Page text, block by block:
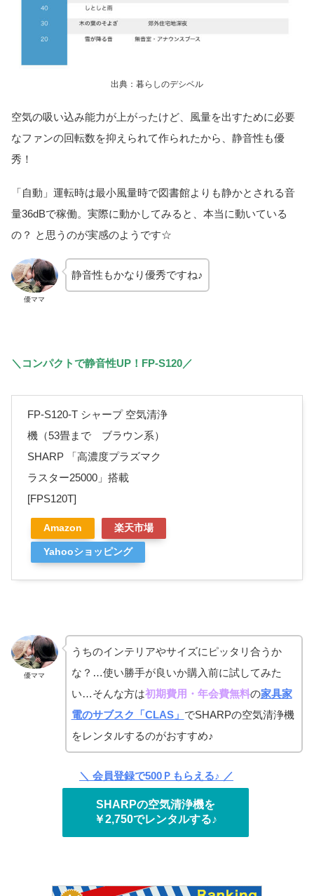
出典：暮らしのデシベル
空気の吸い込み能力が上がったけど、風量を出すために必要
なファンの回転数を抑えられて作られたから、静音性も優
秀！
「自動」運転時は最小風量時で図書館よりも静かとされる音
量36dBで稼働。実際に動かしてみると、本当に動いている
の？ と思うのが実感のようです☆
優ママ
静音性もかなり優秀ですね♪
＼コンパクトで静音性UP！FP-S120／
FP-S120-T シャープ 空気清浄
機（53畳まで ブラウン系）
SHARP 「高濃度プラズマク
ラスター25000」搭載
[FPS120T]
Amazon 楽天市場
Yahooショッピング
優ママ
うちのインテリアやサイズにピッタリ合うか
な？…使い勝手が良いか購入前に試してみた
い…そんな方は初期費用・年会費無料の家具家
電のサブスク「CLAS」 でSHARPの空気清浄機
をレンタルするのがおすすめ♪
＼ 会員登録で500Ｐもらえる♪ ／
SHARPの空気清浄機を
￥2,750でレンタルする♪